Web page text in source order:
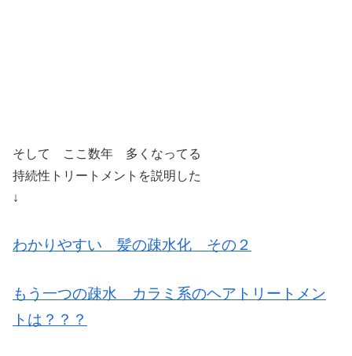
そして ここ数年 多くなってる
持続性トリートメントを説明した
↓
わかりやすい 髪の疎水化 その２
もう一つの疎水 カラミ系のヘアトリートメン
トは？？？